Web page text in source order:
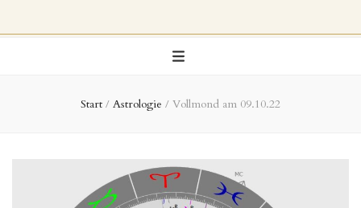
Start / Astrologie / Vollmond am 09.10.22